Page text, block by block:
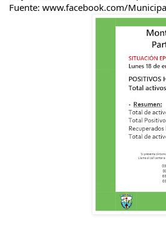
Fuente: www.facebook.com/